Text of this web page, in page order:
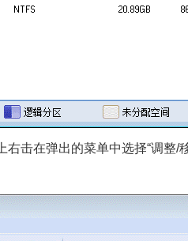
击在弹出的菜单中选择“调整/